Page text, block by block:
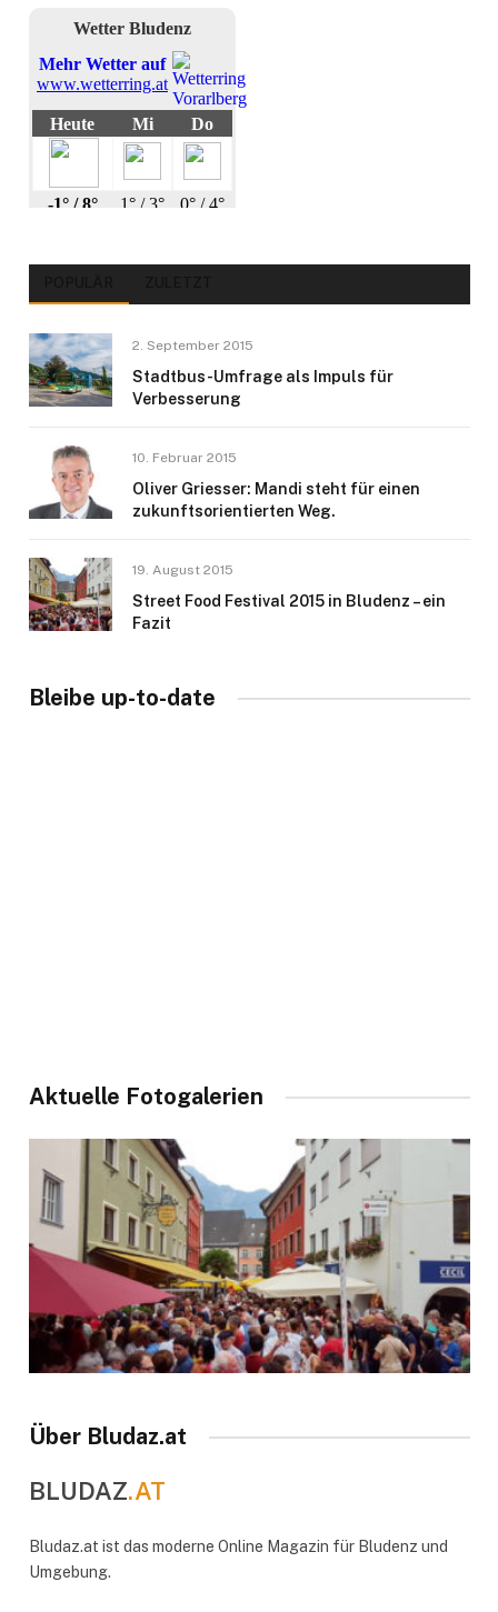
2. September 2015
Stadtbus-Umfrage als Impuls für
Verbesserung
10. Februar 2015
Oliver Griesser: Mandi steht für einen
zukunftsorientierten Weg.
19. August 2015
Street Food Festival 2015 in Bludenz – ein
Fazit
Bleibe up-to-date
Aktuelle Fotogalerien
Über Bludaz.at
BLUDAZ.AT
Bludaz.at ist das moderne Online Magazin für Bludenz und
Umgebung.